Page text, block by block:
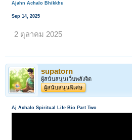
Ajahn Achalo Bhikkhu
Sep 14, 2025
2 ตุลาคม 2025
supatorn
ผู้สนับสนุนเว็บพลังจิต
ผู้สนับสนุนพิเศษ
Aj Achalo Spiritual Life Bio Part Two